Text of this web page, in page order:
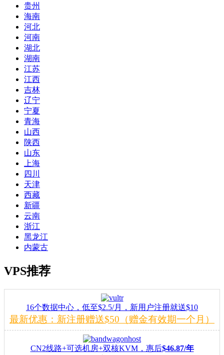
贵州
海南
河北
河南
湖北
湖南
江苏
江西
吉林
辽宁
宁夏
青海
山西
陕西
山东
上海
四川
天津
西藏
新疆
云南
浙江
黑龙江
内蒙古
VPS推荐
16个数据中心，低至$2.5/月，新用户注册就送$10
最新优惠：新注册赠送$50（赠金有效期一个月）
CN2线路+可选机房+双核KVM，惠后$46.87/年